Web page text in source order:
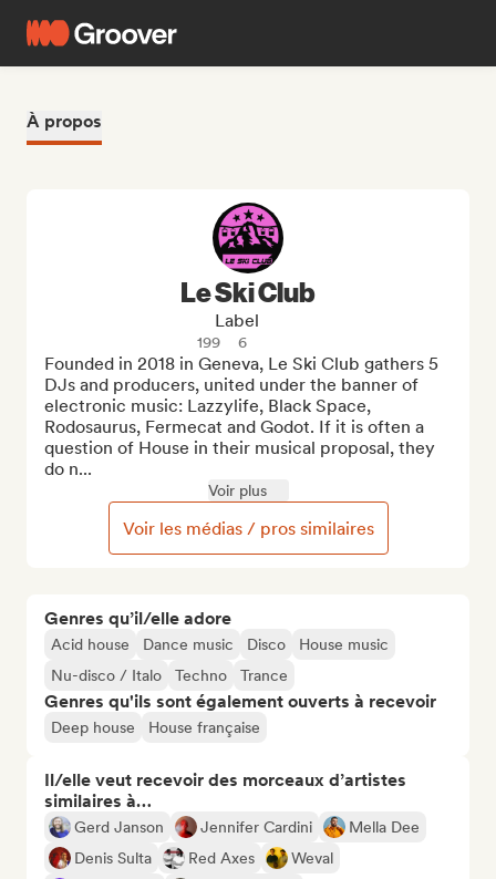
À propos
Genres qu’il/elle adore
Acid house Dance music Disco
House music
Nu-disco / Italo
Techno Trance
Genres qu'ils sont également ouverts à recevoir
Deep house House française
Il/elle veut recevoir des morceaux d’artistes
similaires à…
Gerd Janson Jennifer Cardini
Mella Dee
Denis Sulta
Red Axes
Weval
Le Ski Club
Label
199 6
Founded in 2018 in Geneva, Le Ski Club gathers 5
DJs and producers, united under the banner of
electronic music: Lazzylife, Black Space,
Rodosaurus, Fermecat and Godot. If it is often a
question of House in their musical proposal, they
do n...
Voir plus
Voir les médias / pros similaires